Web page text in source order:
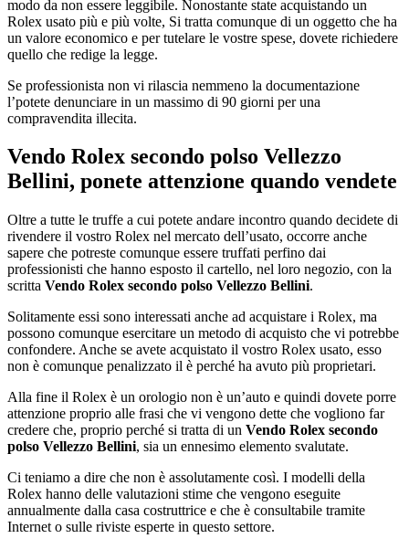
modo da non essere leggibile. Nonostante state acquistando un
Rolex usato più e più volte, Si tratta comunque di un oggetto che ha
un valore economico e per tutelare le vostre spese, dovete richiedere
quello che redige la legge.
Se professionista non vi rilascia nemmeno la documentazione
l’potete denunciare in un massimo di 90 giorni per una
compravendita illecita.
Vendo Rolex secondo polso Vellezzo
Bellini, ponete attenzione quando vendete
Oltre a tutte le truffe a cui potete andare incontro quando decidete di
rivendere il vostro Rolex nel mercato dell’usato, occorre anche
sapere che potreste comunque essere truffati perfino dai
professionisti che hanno esposto il cartello, nel loro negozio, con la
scritta Vendo Rolex secondo polso Vellezzo Bellini.
Solitamente essi sono interessati anche ad acquistare i Rolex, ma
possono comunque esercitare un metodo di acquisto che vi potrebbe
confondere. Anche se avete acquistato il vostro Rolex usato, esso
non è comunque penalizzato il è perché ha avuto più proprietari.
Alla fine il Rolex è un orologio non è un’auto e quindi dovete porre
attenzione proprio alle frasi che vi vengono dette che vogliono far
credere che, proprio perché si tratta di un Vendo Rolex secondo
polso Vellezzo Bellini, sia un ennesimo elemento svalutate.
Ci teniamo a dire che non è assolutamente così. I modelli della
Rolex hanno delle valutazioni stime che vengono eseguite
annualmente dalla casa costruttrice e che è consultabile tramite
Internet o sulle riviste esperte in questo settore.